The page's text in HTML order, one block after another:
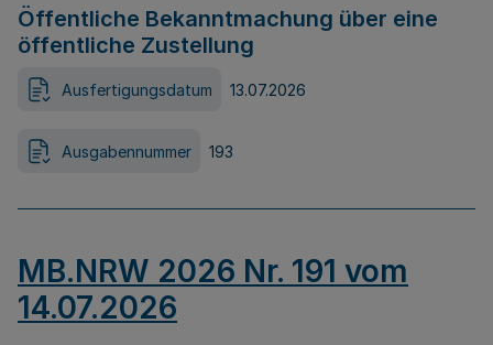
Öffentliche Bekanntmachung über eine
öffentliche Zustellung
Ausfertigungsdatum 13.07.2026
Ausgabennummer 193
MB.NRW 2026 Nr. 191 vom
14.07.2026